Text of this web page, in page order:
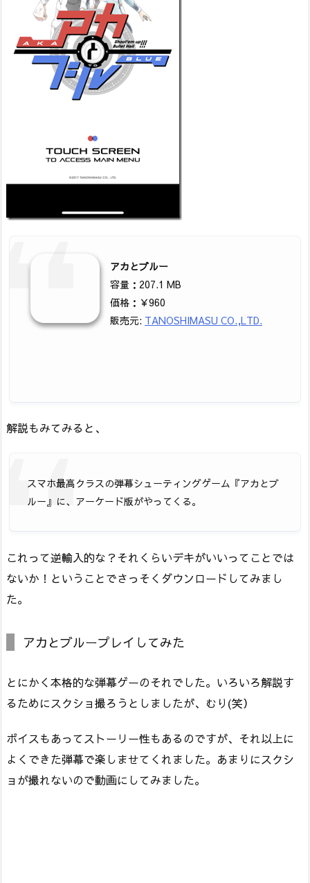
アカとブルー
容量：207.1 MB
価格：￥960
販売元: TANOSHIMASU CO.,LTD.
解説もみてみると、
スマホ最高クラスの弾幕シューティングゲーム『アカとブ
ルー』に、アーケード版がやってくる。
これって逆輸入的な？それくらいデキがいいってことでは
ないか！ということでさっそくダウンロードしてみまし
た。
アカとブループレイしてみた
とにかく本格的な弾幕ゲーのそれでした。いろいろ解説す
るためにスクショ撮ろうとしましたが、むり(笑）
ボイスもあってストーリー性もあるのですが、それ以上に
よくできた弾幕で楽しませてくれました。あまりにスクシ
ョが撮れないので動画にしてみました。